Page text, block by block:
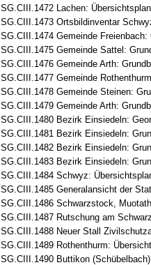
SG.CIII.1472 Lachen:
SG.CIII.1473 Ortsbildinventar
SG.CIII.1474 Gemeinde
SG.CIII.1475 Gemeinde Sattel:
SG.CIII.1476 Gemeinde Arth:
SG.CIII.1477 Gemeinde
SG.CIII.1478 Gemeinde Steinen:
SG.CIII.1479 Gemeinde Arth:
SG.CIII.1480 Bezirk Einsiedeln:
SG.CIII.1481 Bezirk Einsiedeln:
SG.CIII.1482 Bezirk Einsiedeln:
SG.CIII.1483 Bezirk Einsiedeln:
SG.CIII.1484 Schwyz:
SG.CIII.1485 Generalansicht der
SG.CIII.1486 Schwarzstock,
SG.CIII.1487 Rutschung am
SG.CIII.1488 Neuer Stall
SG.CIII.1489 Rothenthurm:
SG.CIII.1490 Buttikon